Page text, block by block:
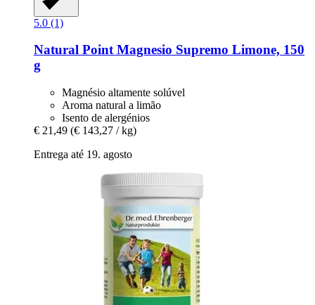
5.0 (1)
Natural PointMagnesio Supremo Limone, 150
g
Magnésio altamente solúvel
Aroma natural a limão
Isento de alergénios
€ 21,49 (€ 143,27 / kg)
Entrega até 19. agosto